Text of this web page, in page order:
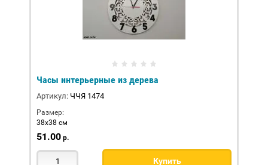
Часы интерьерные из дерева
Артикул: ЧЧЯ 1474
Размер:
38х38 см
51.00 р.
Купить